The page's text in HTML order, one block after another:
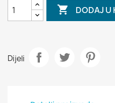
 DODAJ U
Dijeli